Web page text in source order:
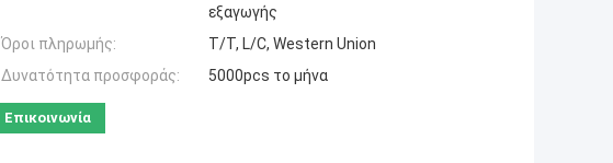
εξαγωγής
Όροι πληρωμής:
T/T, L/C, Western Union
Δυνατότητα προσφοράς:
5000pcs το μήνα
Επικοινωνία